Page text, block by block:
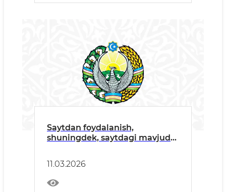
Saytdan foydalanish,
shuningdek, saytdagi mavjud
11.03.2026